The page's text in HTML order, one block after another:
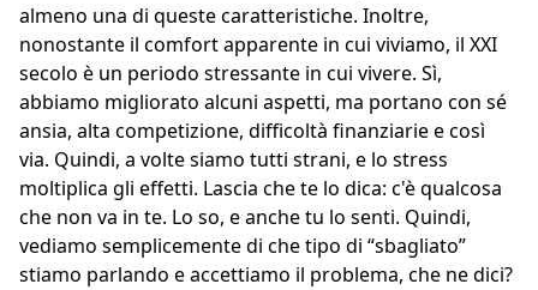
almeno una di queste caratteristiche. Inoltre,
nonostante il comfort apparente in cui viviamo, il XXI
secolo è un periodo stressante in cui vivere. Sì,
abbiamo migliorato alcuni aspetti, ma portano con sé
ansia, alta competizione, difficoltà finanziarie e così
via. Quindi, a volte siamo tutti strani, e lo stress
moltiplica gli effetti. Lascia che te lo dica: c'è qualcosa
che non va in te. Lo so, e anche tu lo senti. Quindi,
vediamo semplicemente di che tipo di “sbagliato”
stiamo parlando e accettiamo il problema, che ne dici?